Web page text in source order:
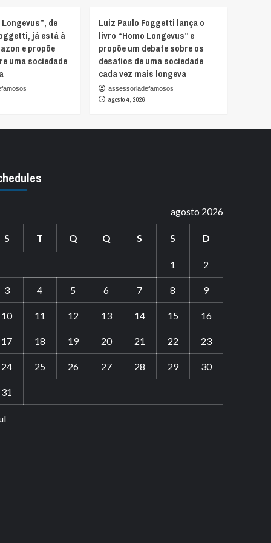
de
já está à
e propõe
uma sociedade
Luiz Paulo Foggetti lança o
livro “Homo Longevus” e
propõe um debate sobre os
desafios de uma sociedade
cada vez mais longeva
assessoriadefamosos
agosto 4, 2026
agosto 2026
S T Q Q S S D
1 2
3 4 5 6 7 8 9
10 11 12 13 14 15 16
17 18 19 20 21 22 23
24 25 26 27 28 29 30
31